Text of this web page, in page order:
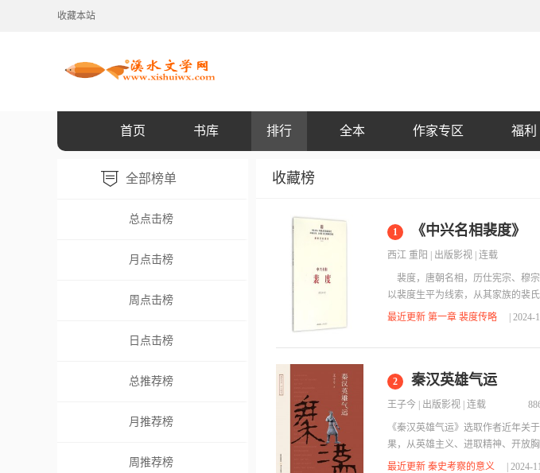
收藏本站
首页 书库 排行 全本 作家专区 福利
全部榜单
总点击榜
月点击榜
周点击榜
日点击榜
总推荐榜
月推荐榜
周推荐榜
收藏榜
1 《中兴名相裴度》
西江 重阳 出版影视 | 连载
裴度，唐朝名相，历仕宪宗、穆宗
以裴度生平为线索，从其家族的裴
廉政思想的精髓所在。《中兴名相
最近更新 第一章 裴度传略 |
2 秦汉英雄气运
王子今 出版影视 | 连载
《秦汉英雄气运》选取作者近年关
果，从英雄主义、进取精神、开放
通过通俗解读历史学知识的方式，
最近更新 秦史考察的意义 | 2024-